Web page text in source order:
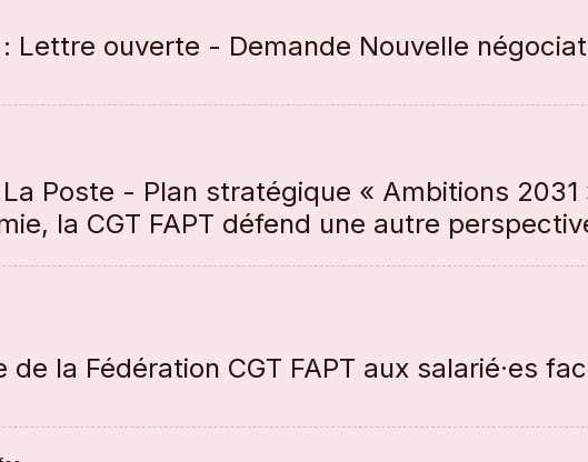
Lettre ouverte - Demande Nouvelle
Poste - Plan stratégique « Ambitions
la CGT FAPT défend une autre
de la Fédération CGT FAPT aux salarié·es